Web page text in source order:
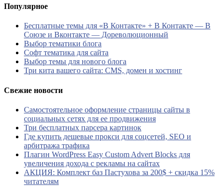
Популярное
Бесплатные темы для «В Контакте» + В Контакте — В
Союзе и Вконтакте — Дореволюционный
Выбор тематики блога
Софт тематика для сайта
Выбор темы для нового блога
Три кита вашего сайта: CMS, домен и хостинг
Свежие новости
Самостоятельное оформление страницы сайты в
социальных сетях для ее продвижения
Три бесплатных парсера картинок
Где купить дешевые прокси для соцсетей, SEO и
арбитража трафика
Плагин WordPress Easy Custom Advert Blocks для
увеличения дохода с рекламы на сайтах
АКЦИЯ: Комплект баз Пастухова за 200$ + скидка 15%
читателям